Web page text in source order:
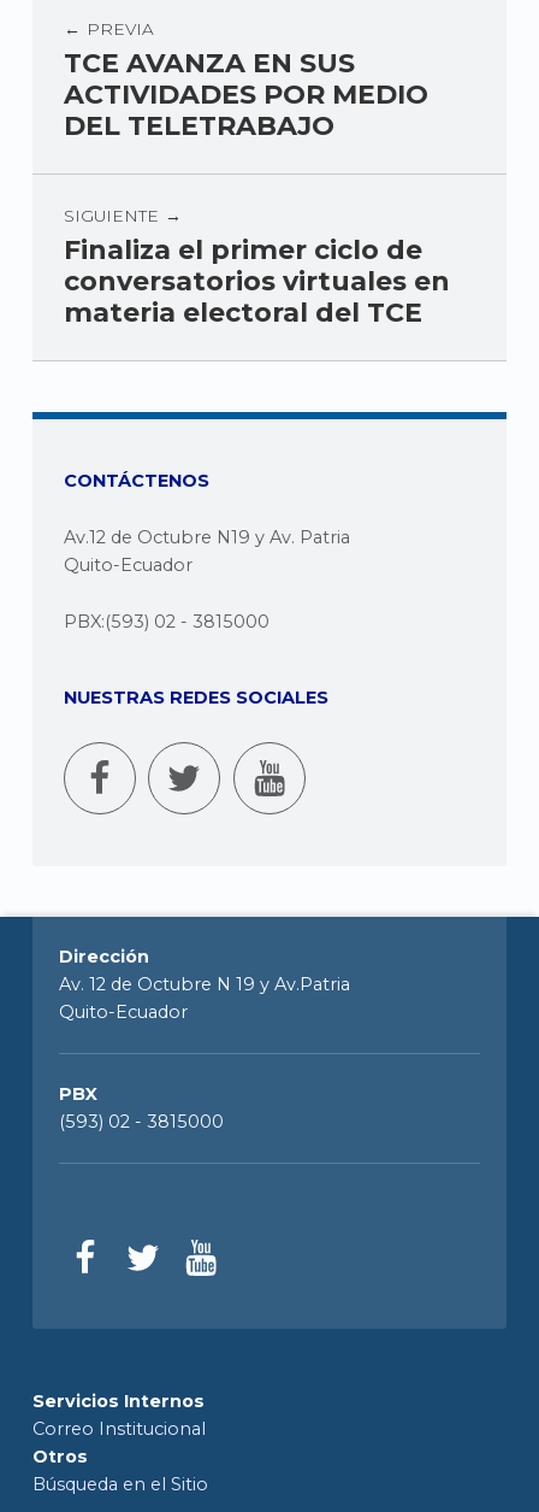
PREVIA
TCE AVANZA EN SUS
ACTIVIDADES POR MEDIO
DEL TELETRABAJO
SIGUIENTE
Finaliza el primer ciclo de
conversatorios virtuales en
materia electoral del TCE
CONTÁCTENOS
Av.12 de Octubre N19 y Av. Patria
Quito-Ecuador
PBX:(593) 02 - 3815000
NUESTRAS REDES SOCIALES
Dirección
Av. 12 de Octubre N 19 y Av.Patria
Quito-Ecuador
PBX
(593) 02 - 3815000
Servicios Internos
Correo Institucional
Otros
Búsqueda en el Sitio